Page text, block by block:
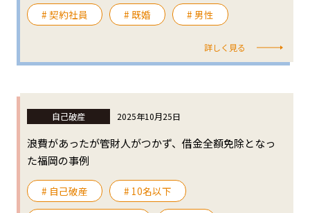
# 契約社員 # 既婚 # 男性
詳しく見る
自己破産 2025年10月25日
浪費があったが管財人がつかず、借金全額免除となっ
た福岡の事例
# 自己破産 # 10名以下